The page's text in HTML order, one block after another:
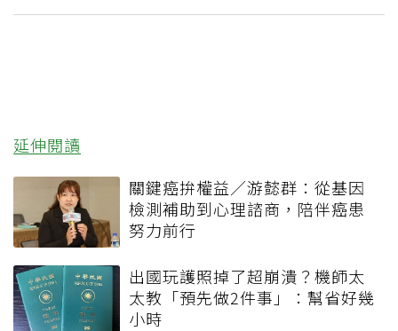
延伸閱讀
關鍵癌拚權益／游懿群：從基因
檢測補助到心理諮商，陪伴癌患
努力前行
出國玩護照掉了超崩潰？機師太
太教「預先做2件事」：幫省好幾
小時